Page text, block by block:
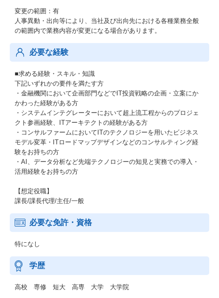
変更の範囲：有
人事異動・出向等により、当社及び出向先における各種業務全般
の範囲内で業務内容が変更になる場合があります。
必要な経験
■求める経験・スキル・知識
下記いずれかの要件を満たす方
・金融機関において企画部門などでIT投資戦略の企画・立案にか
かわった経験がある方
・システムインテグレーターにおいて超上流工程からのプロジェ
クト参画経験、ITアーキテクトの経験がある方
・コンサルファームにおいてITのテクノロジーを用いたビジネス
モデル変革・ITロードマップデザインなどのコンサルティング経
験をお持ちの方
・AI、データ分析など先端テクノロジーの知見と実務での導入・
活用経験をお持ちの方
【想定役職】
課長/課長代理/主任/一般
必要な免許・資格
特になし
学歴
高校 専修 短大 高専 大学 大学院